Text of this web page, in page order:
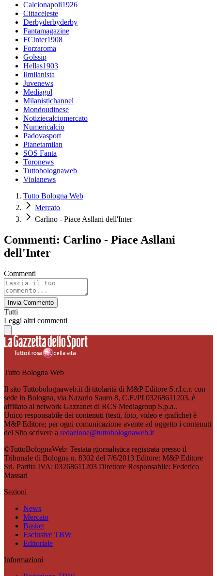
Calcionapoli1926
Cittaceleste
Derbyderbyderby
Fantamagazine
FCInter1908
Forzaroma
Golssip
Hellas1903
Ilmilanista
Juvenews
Mediagol
Milanistichannel
Mondoudinese
Notiziecalciomercato
Numericalcio
Padovasport
Pianetamilan
SOS Fanta
Toronews
Tuttobolognaweb
Violanews
Tutto Bologna Web
Mercato
Carlino - Piace Asllani dell'Inter
Commenti: Carlino - Piace Asllani
dell'Inter
Commenti
Invia Commento
Tutti
Leggi altri commenti
Tutto Bologna Web
Il sito Tuttobolognaweb.it di titolarità di M&P Editore S.r.l.c.r. con
sede in Bologna, via Nazario Sauro 8, C.F./PI 03268611203, è
affiliato al network Gazzanet di RCS Mediagroup S.p.a..
Unico responsabile dei contenuti (testi, foto, video e grafiche) è
M&P Editore; per ogni comunicazione avente ad oggetto i contenuti
del Sito scrivere a redazione@tuttobolognaweb.it
©TuttoBolognaWeb: Testata giornalistica registrata presso il
Tribunale di Bologna n. 8302 del 7/6/2013 Editore: M&P Editore
Srl. Partita IVA: 03268611203 Direttore Responsabile: Federico
Massari
Sezioni
News
Mercato
Basket
Esclusive TBW
Editoriale
Informazioni